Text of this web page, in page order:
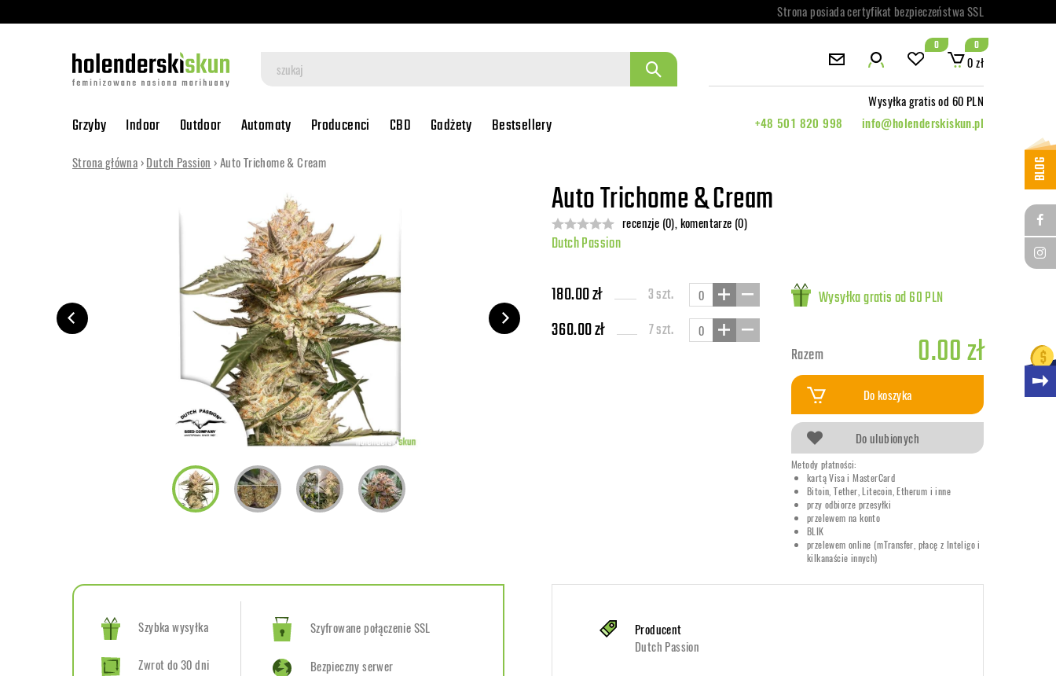
Strona posiada certyfikat bezpieczeństwa SSL
0
0 zł
0
Wysyłka gratis od 60 PLN
Grzyby Indoor Outdoor Automaty Producenci CBD Gadżety Bestsellery +48 501 820 998 info@holenderskiskun.pl
BLOG
Strona główna ›Dutch Passion › Auto Trichome & Cream
Auto Trichome & Cream
recenzje (0), komentarze (0)
Dutch Passion
180.00 zł 3 szt.
360.00 zł 7 szt.
Wysyłka gratis od 60 PLN
Razem 0.00 zł
Do koszyka
Do ulubionych
Metody płatności:
kartą Visa i MasterCard
Bitoin, Tether, Litecoin, Etherum i inne
przy odbiorze przesyłki
przelewem na konto
BLIK
przelewem online (mTransfer, płacę z Inteligo i
kilkanaście innych)
Szybka wysyłka
Zwrot do 30 dni
Szyfrowane połączenie SSL
Bezpieczny serwer
Producent
Dutch Passion